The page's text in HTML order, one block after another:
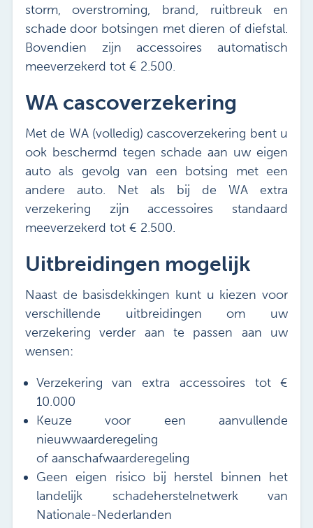
storm, overstroming, brand, ruitbreuk en
schade door botsingen met dieren of diefstal.
Bovendien zijn accessoires automatisch
meeverzekerd tot € 2.500.
WA cascoverzekering
Met de WA (volledig) cascoverzekering bent u
ook beschermd tegen schade aan uw eigen
auto als gevolg van een botsing met een
andere auto. Net als bij de WA extra
verzekering zijn accessoires standaard
meeverzekerd tot € 2.500.
Uitbreidingen mogelijk
Naast de basisdekkingen kunt u kiezen voor
verschillende uitbreidingen om uw
verzekering verder aan te passen aan uw
wensen:
Verzekering van extra accessoires tot €
10.000
Keuze voor een aanvullende
nieuwwaarderegeling
of aanschafwaarderegeling
Geen eigen risico bij herstel binnen het
landelijk schadeherstelnetwerk van
Nationale-Nederlanden